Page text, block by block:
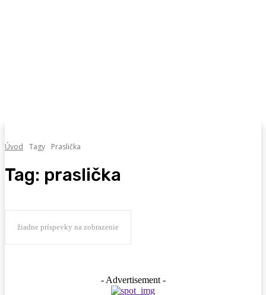
Úvod Tagy Praslička
Tag: praslička
žiadne príspevky na zobrazenie
- Advertisement -